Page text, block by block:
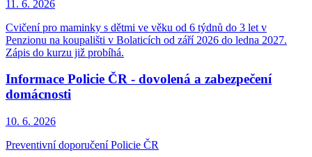
11. 6. 2026
Cvičení pro maminky s dětmi ve věku od 6 týdnů do 3 let v
Penzionu na koupališti v Bolaticích od září 2026 do ledna 2027.
Zápis do kurzu již probíhá.
Informace Policie ČR - dovolená a zabezpečení
domácnosti
10. 6. 2026
Preventivní doporučení Policie ČR